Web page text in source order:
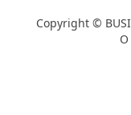
Copyright ©